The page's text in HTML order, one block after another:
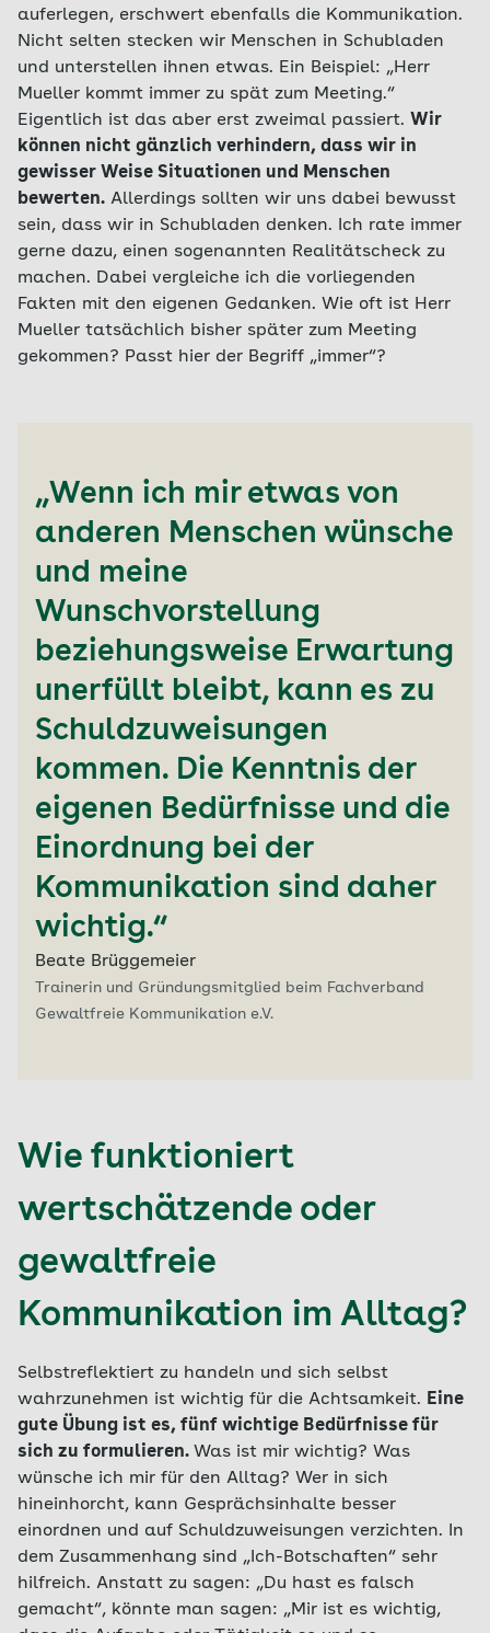
auferlegen, erschwert ebenfalls die Kommunikation.
Nicht selten stecken wir Menschen in Schubladen
und unterstellen ihnen etwas. Ein Beispiel: „Herr
Mueller kommt immer zu spät zum Meeting.“
Eigentlich ist das aber erst zweimal passiert. Wir
können nicht gänzlich verhindern, dass wir in
gewisser Weise Situationen und Menschen
bewerten. Allerdings sollten wir uns dabei bewusst
sein, dass wir in Schubladen denken. Ich rate immer
gerne dazu, einen sogenannten Realitätscheck zu
machen. Dabei vergleiche ich die vorliegenden
Fakten mit den eigenen Gedanken. Wie oft ist Herr
Mueller tatsächlich bisher später zum Meeting
gekommen? Passt hier der Begriff „immer“?
„Wenn ich mir etwas von
anderen Menschen wünsche
und meine
Wunschvorstellung
beziehungsweise Erwartung
unerfüllt bleibt, kann es zu
Schuldzuweisungen
kommen. Die Kenntnis der
eigenen Bedürfnisse und die
Einordnung bei der
Kommunikation sind daher
wichtig.“
Beate Brüggemeier
Trainerin und Gründungsmitglied beim Fachverband
Gewaltfreie Kommunikation e.V.
Wie funktioniert
wertschätzende oder
gewaltfreie
Kommunikation im Alltag?
Selbstreflektiert zu handeln und sich selbst
wahrzunehmen ist wichtig für die Achtsamkeit. Eine
gute Übung ist es, fünf wichtige Bedürfnisse für
sich zu formulieren. Was ist mir wichtig? Was
wünsche ich mir für den Alltag? Wer in sich
hineinhorcht, kann Gesprächsinhalte besser
einordnen und auf Schuldzuweisungen verzichten. In
dem Zusammenhang sind „Ich-Botschaften“ sehr
hilfreich. Anstatt zu sagen: „Du hast es falsch
gemacht“, könnte man sagen: „Mir ist es wichtig,